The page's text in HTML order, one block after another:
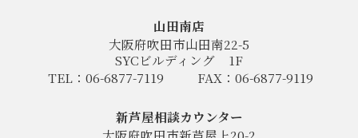
山田南店
大阪府吹田市山田南22-5
SYCビルディング
1F
TEL：06-6877-7119
FAX：06-6877-9119
新芦屋相談カウンター